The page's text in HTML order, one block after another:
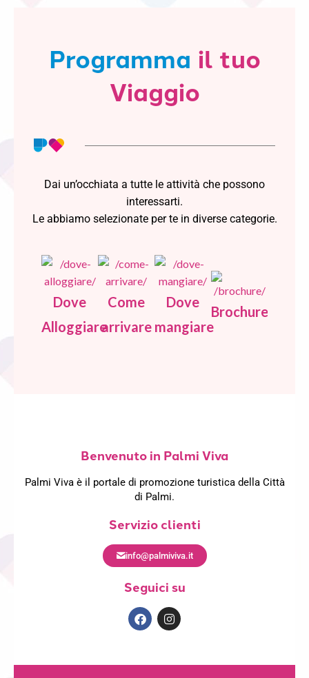
Programma il tuo
Viaggio
Dai un’occhiata a tutte le attività che possono
interessarti.
Le abbiamo selezionate per te in diverse categorie.
Dove
Alloggiare
Come
arrivare
Dove
mangiare
Brochure
Benvenuto in Palmi Viva
Palmi Viva è il portale di promozione turistica della Città
di Palmi.
Servizio clienti
info@palmiviva.it
Seguici su